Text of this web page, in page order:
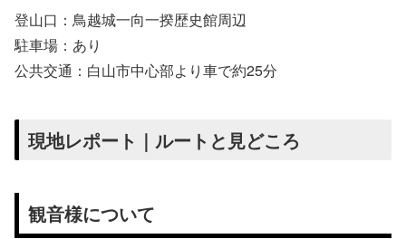
登山口：鳥越城一向一揆歴史館周辺
駐車場：あり
公共交通：白山市中心部より車で約25分
現地レポート｜ルートと見どころ
観音様について